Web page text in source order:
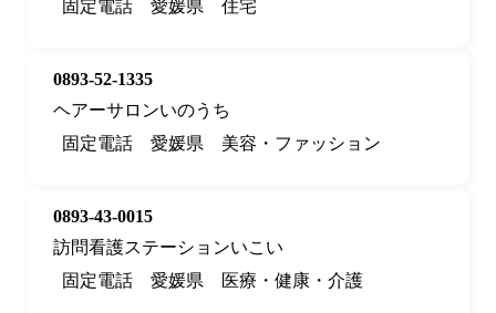
固定電話
愛媛県 住宅
0893-52-1335
ヘアーサロンいのうち
固定電話
愛媛県 美容・ファッション
0893-43-0015
訪問看護ステーションいこい
固定電話
愛媛県 医療・健康・介護